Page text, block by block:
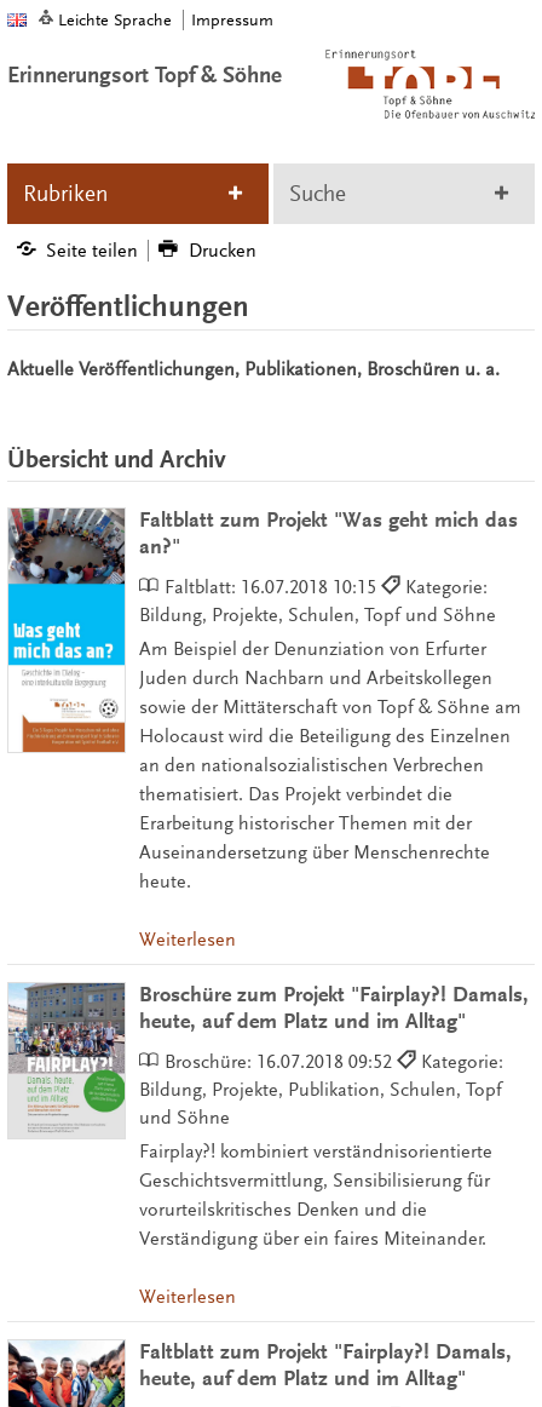
Leichte Sprache Impressum
Erinnerungsort Topf & Söhne
Rubriken Suche
Seite teilen Drucken
Veröffentlichungen
Aktuelle Veröffentlichungen, Publikationen, Broschüren u. a.
Übersicht und Archiv
Faltblatt zum Projekt "Was geht mich das
an?"
Faltblatt: 16.07.2018 10:15
Kategorie:
Bildung, Projekte, Schulen, Topf und Söhne
Am Beispiel der Denunziation von Erfurter
Juden durch Nachbarn und Arbeitskollegen
sowie der Mittäterschaft von Topf & Söhne am
Holocaust wird die Beteiligung des Einzelnen
an den nationalsozialistischen Verbrechen
thematisiert. Das Projekt verbindet die
Erarbeitung historischer Themen mit der
Auseinandersetzung über Menschenrechte
heute.
Weiterlesen
Broschüre zum Projekt "Fairplay?! Damals,
heute, auf dem Platz und im Alltag"
Broschüre: 16.07.2018 09:52
Kategorie:
Bildung, Projekte, Publikation, Schulen, Topf
und Söhne
Fairplay?! kombiniert verständnisorientierte
Geschichtsvermittlung, Sensibilisierung für
vorurteilskritisches Denken und die
Verständigung über ein faires Miteinander.
Weiterlesen
Faltblatt zum Projekt "Fairplay?! Damals,
heute, auf dem Platz und im Alltag"